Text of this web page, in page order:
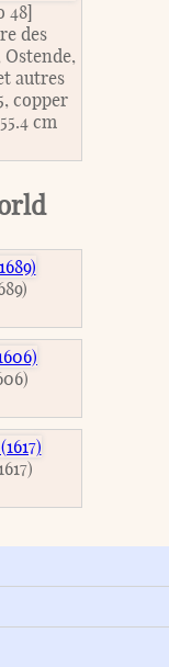
48]
des
autres
copper
cm